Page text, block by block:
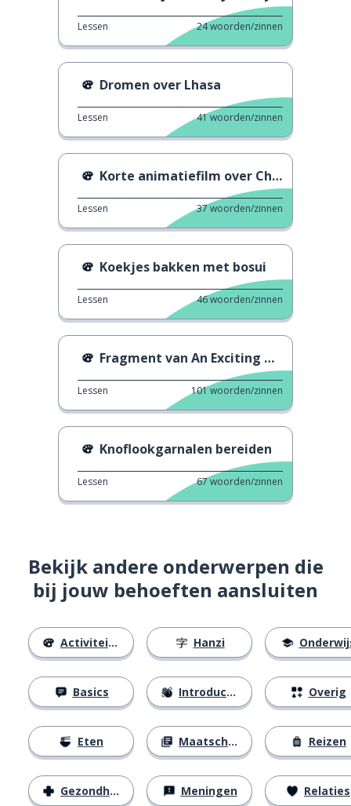
Lessen 24woorden/zinnen
Dromen over Lhasa
Lessen 41woorden/zinnen
Korte animatiefilm over Chinese New Year
Lessen 37woorden/zinnen
Koekjes bakken met bosui
Lessen 46woorden/zinnen
Fragment van An Exciting Offer Seizoen 4
Lessen 101woorden/zinnen
Knoflookgarnalen bereiden
Lessen 67woorden/zinnen
Bekijk andere onderwerpen die
bij jouw behoeften aansluiten
Activiteiten
Basics
Eten
Gezondheid
Hanzi
Introducties
Maatschappij
Meningen
Overig
Reizen
Relaties